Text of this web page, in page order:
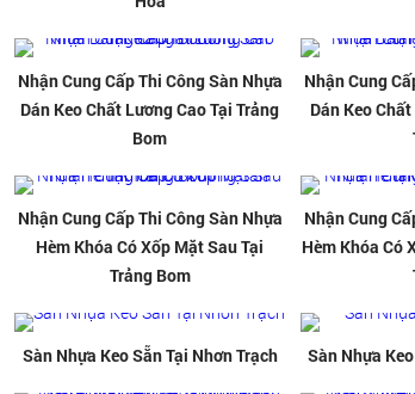
Nhận Cung Cấp Thi Công Sàn Nhựa
Dán Keo Chất Lương Cao Tại Trảng
Bom
Nhận Cung
Dán Keo
Nhận Cung Cấp Thi Công Sàn Nhựa
Hèm Khóa Có Xốp Mặt Sau Tại
Trảng Bom
Nhận Cung
Hèm Khóa Có
Sàn Nhựa Keo Sẵn Tại Nhơn Trạch Sàn Nhựa